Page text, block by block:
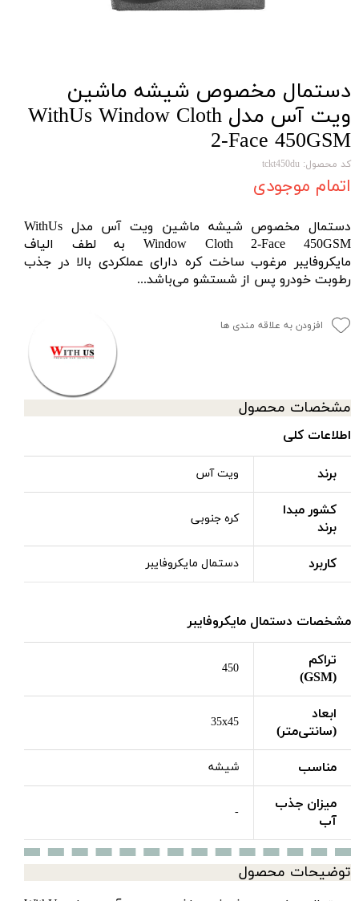
دستمال مخصوص شیشه ماشین
ویت آس مدل WithUs Window Cloth
2-Face 450GSM
کد محصول: tckt450du
اتمام موجودی
دستمال مخصوص شیشه ماشین ویت آس مدل WithUs
Window Cloth 2-Face 450GSM به لطف الیاف
مایکروفایبر مرغوب ساخت کره دارای عملکردی بالا در جذب
رطوبت خودرو پس از شستشو می‌باشد...
افزودن به علاقه مندی ها
مشخصات محصول
اطلاعات کلی
برند ویت آس
کشور مبدا
برند
کره جنوبی
کاربرد دستمال مایکروفایبر
مشخصات دستمال مایکروفایبر
تراکم
(GSM)
450
ابعاد
(سانتی‌متر)
35x45
مناسب شیشه
میزان جذب
آب
-
توضیحات محصول